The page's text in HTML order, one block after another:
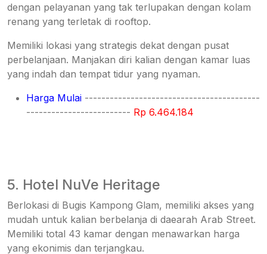
dengan pelayanan yang tak terlupakan dengan kolam
renang yang terletak di rooftop.
Memiliki lokasi yang strategis dekat dengan pusat
perbelanjaan. Manjakan diri kalian dengan kamar luas
yang indah dan tempat tidur yang nyaman.
Harga Mulai ------------------------------------------
------------------------- Rp 6.464.184
5. Hotel NuVe Heritage
Berlokasi di Bugis Kampong Glam, memiliki akses yang
mudah untuk kalian berbelanja di daearah Arab Street.
Memiliki total 43 kamar dengan menawarkan harga
yang ekonimis dan terjangkau.